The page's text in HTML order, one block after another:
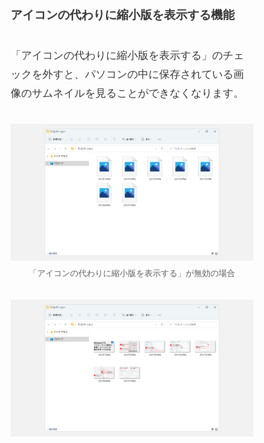
アイコンの代わりに縮小版を表示する機能
「アイコンの代わりに縮小版を表示する」のチェ
ックを外すと、パソコンの中に保存されている画
像のサムネイルを見ることができなくなります。
「アイコンの代わりに縮小版を表示する」が無効の場合